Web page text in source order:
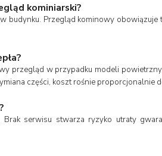
kominiarski?
w budynku. Przegląd kominowy
przegląd w przypadku modeli
części, koszt rośnie proporcjonalnie
serwisu stwarza ryzyko utraty